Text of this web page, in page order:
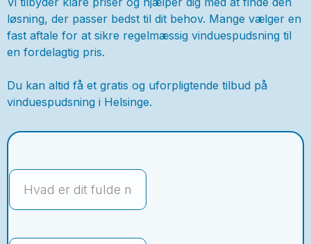
løsning, der passer bedst til dit behov. Mange vælger en
fast aftale for at sikre regelmæssig vinduespudsning til
en fordelagtig pris.
Du kan altid få et gratis og uforpligtende tilbud på
vinduespudsning i Helsinge.